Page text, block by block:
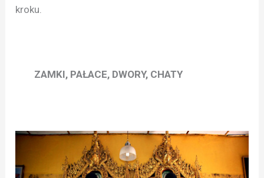
kroku.
ZAMKI, PAŁACE, DWORY, CHATY